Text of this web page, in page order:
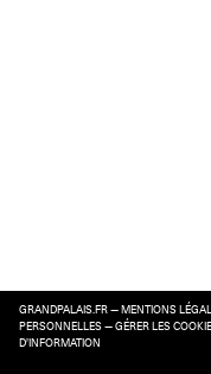
GRANDPALAIS.FR — MENTIONS
PERSONNELLES — GÉRER LES
D’INFORMATION